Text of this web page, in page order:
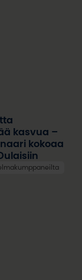
kasvua –
kokoaa